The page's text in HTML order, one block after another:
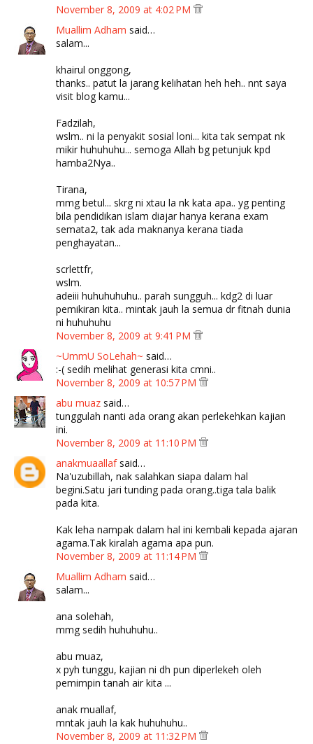
November 8, 2009 at 4:02 PM
Muallim Adham said…
salam...
khairul onggong,
thanks.. patut la jarang kelihatan heh heh.. nnt saya
visit blog kamu...
Fadzilah,
wslm.. ni la penyakit sosial loni... kita tak sempat nk
mikir huhuhuhu... semoga Allah bg petunjuk kpd
hamba2Nya..
Tirana,
mmg betul... skrg ni xtau la nk kata apa.. yg penting
bila pendidikan islam diajar hanya kerana exam
semata2, tak ada maknanya kerana tiada
penghayatan...
scrlettfr,
wslm.
adeiii huhuhuhuhu.. parah sungguh... kdg2 di luar
pemikiran kita.. mintak jauh la semua dr fitnah dunia
ni huhuhuhu
November 8, 2009 at 9:41 PM
~UmmU SoLehah~ said…
:-( sedih melihat generasi kita cmni..
November 8, 2009 at 10:57 PM
abu muaz said…
tunggulah nanti ada orang akan perlekehkan kajian
ini.
November 8, 2009 at 11:10 PM
anakmuaallafsaid…
Na'uzubillah, nak salahkan siapa dalam hal
begini.Satu jari tunding pada orang..tiga tala balik
pada kita.
Kak leha nampak dalam hal ini kembali kepada ajaran
agama.Tak kiralah agama apa pun.
November 8, 2009 at 11:14 PM
Muallim Adham said…
salam...
ana solehah,
mmg sedih huhuhuhu..
abu muaz,
x pyh tunggu, kajian ni dh pun diperlekeh oleh
pemimpin tanah air kita ...
anak muallaf,
mntak jauh la kak huhuhuhu..
November 8, 2009 at 11:32 PM